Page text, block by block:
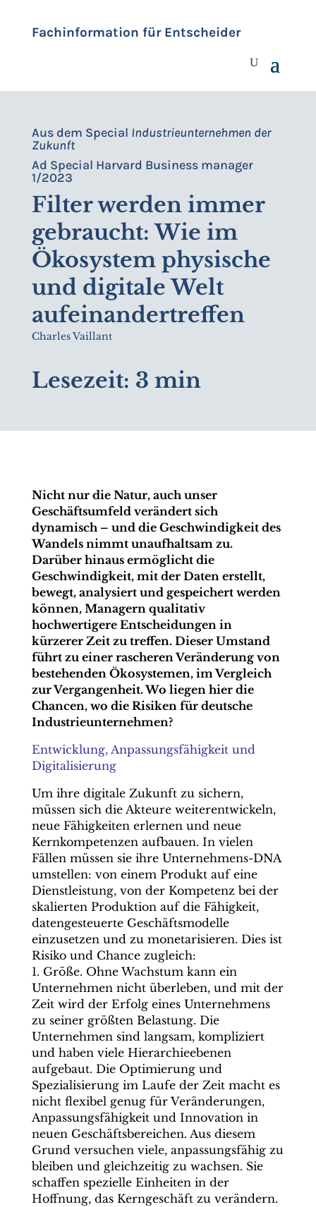
Fachinformation für Entscheider
Aus dem Special Industrieunternehmen der
Zukunft
Ad Special Harvard Business manager
1/2023
Filter werden immer
gebraucht: Wie im
Ökosystem physische
und digitale Welt
aufeinandertreffen
Charles Vaillant
Lesezeit: 3 min
Nicht nur die Natur, auch unser
Geschäftsumfeld verändert sich
dynamisch – und die Geschwindigkeit des
Wandels nimmt unaufhaltsam zu.
Darüber hinaus ermöglicht die
Geschwindigkeit, mit der Daten erstellt,
bewegt, analysiert und gespeichert werden
können, Managern qualitativ
hochwertigere Entscheidungen in
kürzerer Zeit zu treffen. Dieser Umstand
führt zu einer rascheren Veränderung von
bestehenden Ökosystemen, im Vergleich
zur Vergangenheit. Wo liegen hier die
Chancen, wo die Risiken für deutsche
Industrieunternehmen?
Entwicklung, Anpassungsfähigkeit und
Digitalisierung
Um ihre digitale Zukunft zu sichern,
müssen sich die Akteure weiterentwickeln,
neue Fähigkeiten erlernen und neue
Kernkompetenzen aufbauen. In vielen
Fällen müssen sie ihre Unternehmens-DNA
umstellen: von einem Produkt auf eine
Dienstleistung, von der Kompetenz bei der
skalierten Produktion auf die Fähigkeit,
datengesteuerte Geschäftsmodelle
einzusetzen und zu monetarisieren. Dies ist
Risiko und Chance zugleich:
1. Größe. Ohne Wachstum kann ein
Unternehmen nicht überleben, und mit der
Zeit wird der Erfolg eines Unternehmens
zu seiner größten Belastung. Die
Unternehmen sind langsam, kompliziert
und haben viele Hierarchieebenen
aufgebaut. Die Optimierung und
Spezialisierung im Laufe der Zeit macht es
nicht flexibel genug für Veränderungen,
Anpassungsfähigkeit und Innovation in
neuen Geschäftsbereichen. Aus diesem
Grund versuchen viele, anpassungsfähig zu
bleiben und gleichzeitig zu wachsen. Sie
schaffen spezielle Einheiten in der
Hoffnung, das Kerngeschäft zu verändern.